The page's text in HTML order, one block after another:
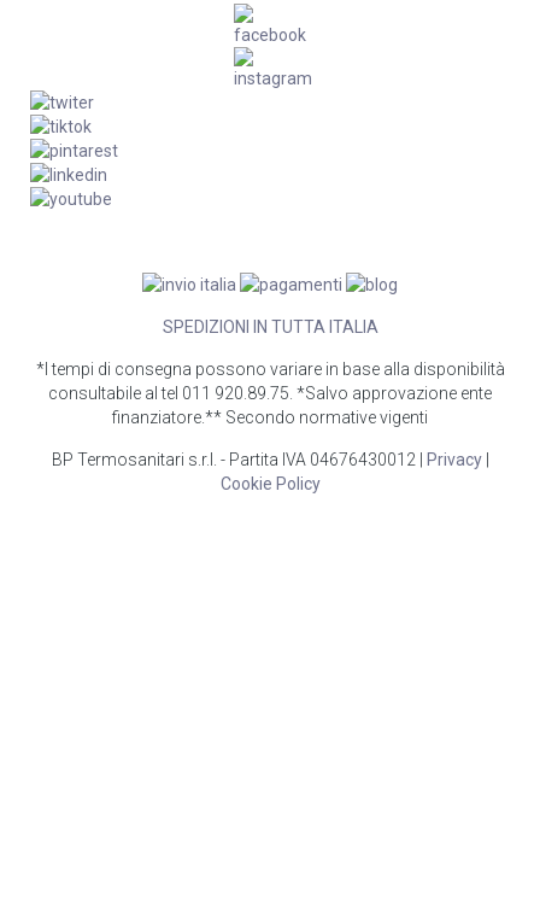
SPEDIZIONI IN TUTTA ITALIA
*I tempi di consegna possono variare in base alla disponibilità
consultabile al tel 011 920.89.75. *Salvo approvazione ente
finanziatore.** Secondo normative vigenti
BP Termosanitari s.r.l. - Partita IVA 04676430012 | Privacy|
Cookie Policy